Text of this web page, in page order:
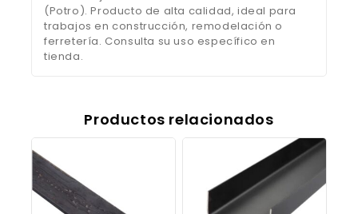
(Potro). Producto de alta calidad, ideal para
trabajos en construcción, remodelación o
ferretería. Consulta su uso específico en
tienda.
Productos relacionados